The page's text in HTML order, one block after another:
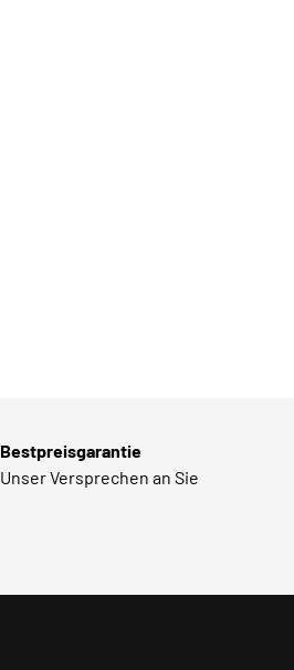
Bestpreisgarantie
Unser Versprechen an Sie